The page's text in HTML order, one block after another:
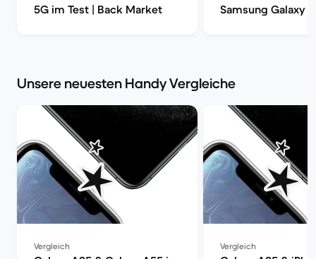
5G im Test | Back Market
Samsung Galaxy
Unsere neuesten Handy Vergleiche
Vergleich Vergleich